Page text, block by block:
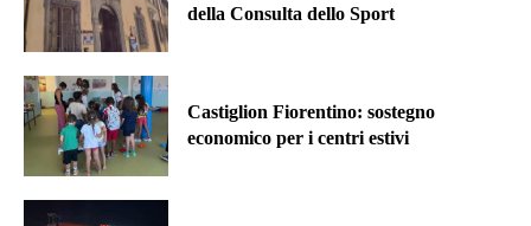
della Consulta dello Sport
Castiglion Fiorentino: sostegno
economico per i centri estivi